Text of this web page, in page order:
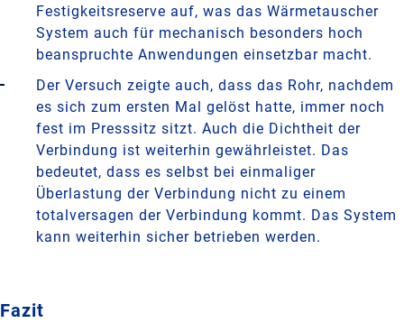
Festigkeitsreserve auf, was das Wärmetauscher
System auch für mechanisch besonders hoch
beanspruchte Anwendungen einsetzbar macht.
Der Versuch zeigte auch, dass das Rohr, nachdem
es sich zum ersten Mal gelöst hatte, immer noch
fest im Presssitz sitzt. Auch die Dichtheit der
Verbindung ist weiterhin gewährleistet. Das
bedeutet, dass es selbst bei einmaliger
Überlastung der Verbindung nicht zu einem
totalversagen der Verbindung kommt. Das System
kann weiterhin sicher betrieben werden.
Fazit